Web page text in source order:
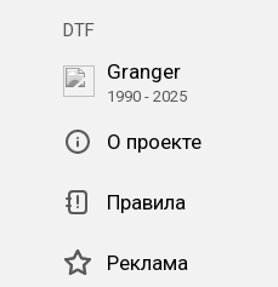
DTF
Granger
1990 - 2025
О проекте
Правила
Реклама